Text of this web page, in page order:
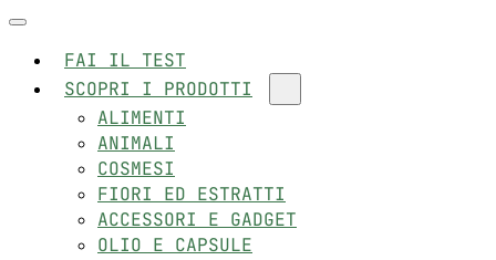
FAI IL TEST
SCOPRI I PRODOTTI
ALIMENTI
ANIMALI
COSMESI
FIORI ED ESTRATTI
ACCESSORI E GADGET
OLIO E CAPSULE